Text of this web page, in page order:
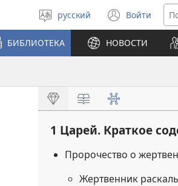
Выберите
язык
русский Войти
в
новом
окне)
БИБЛИОТЕКА НОВОСТИ
1 Царей. Краткое
Пророчество о
Жертвенник